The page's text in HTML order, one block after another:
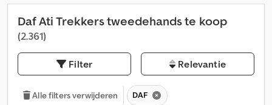
Daf Ati Trekkers tweedehands te koop
(2.361)
Filter Relevantie
Alle filters verwijderen DAF